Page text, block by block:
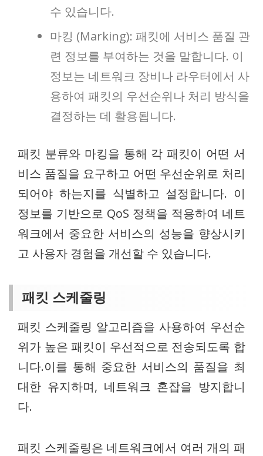
수 있습니다.
마킹 (Marking): 패킷에 서비스 품질 관
련 정보를 부여하는 것을 말합니다. 이
정보는 네트워크 장비나 라우터에서 사
용하여 패킷의 우선순위나 처리 방식을
결정하는 데 활용됩니다.
패킷 분류와 마킹을 통해 각 패킷이 어떤 서
비스 품질을 요구하고 어떤 우선순위로 처리
되어야 하는지를 식별하고 설정합니다. 이
정보를 기반으로 QoS 정책을 적용하여 네트
워크에서 중요한 서비스의 성능을 향상시키
고 사용자 경험을 개선할 수 있습니다.
패킷 스케줄링
패킷 스케줄링 알고리즘을 사용하여 우선순
위가 높은 패킷이 우선적으로 전송되도록 합
니다.이를 통해 중요한 서비스의 품질을 최
대한 유지하며, 네트워크 혼잡을 방지합니
다.
패킷 스케줄링은 네트워크에서 여러 개의 패